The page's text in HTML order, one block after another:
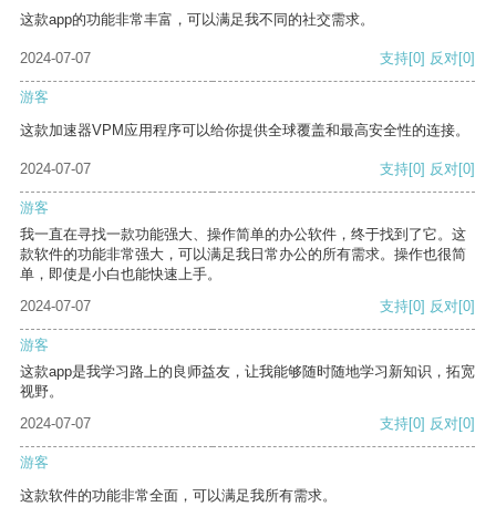
这款app的功能非常丰富，可以满足我不同的社交需求。
2024-07-07 支持[0] 反对[0]
游客
这款加速器VPM应用程序可以给你提供全球覆盖和最高安全性的连接。
2024-07-07 支持[0] 反对[0]
游客
我一直在寻找一款功能强大、操作简单的办公软件，终于找到了它。这
款软件的功能非常强大，可以满足我日常办公的所有需求。操作也很简
单，即使是小白也能快速上手。
2024-07-07
支持[0] 反对[0]
游客
这款app是我学习路上的良师益友，让我能够随时随地学习新知识，拓宽
视野。
2024-07-07
支持[0] 反对[0]
游客
这款软件的功能非常全面，可以满足我所有需求。